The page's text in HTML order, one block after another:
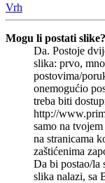
Vrh
Mogu li postati slike?
Da. Postoje
slika: prvo,
postovima/
onemogućio
treba biti
http://
samo na
na stranicama
zaštićenima
Da bi postao/la
slika nalazi, sa